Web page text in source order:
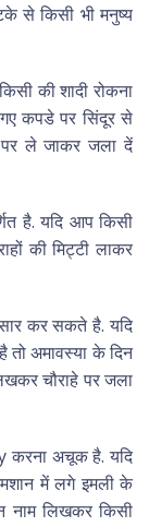
से किसी भी मनुष्य
की शादी रोकना
गए कपडे पर सिंदूर से
ले जाकर जला दें
है. यदि आप किसी
की मिट्टी लाकर
कर सकते है. यदि
तो अमावस्या के दिन
चौराहे पर जला
करना अचूक है. यदि
में लगे इमली के
लिखकर किसी